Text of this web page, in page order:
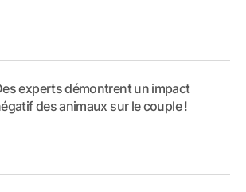
experts démontrent un impact
des animaux sur le couple !